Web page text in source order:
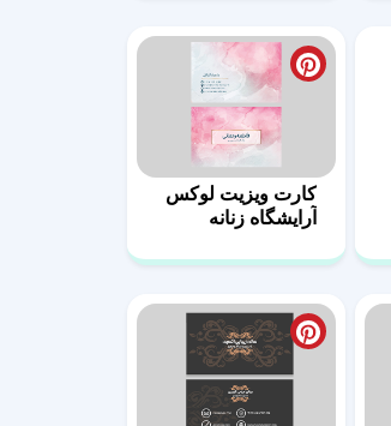
کارت ویزیت لوکس
آرایشگاه زنانه